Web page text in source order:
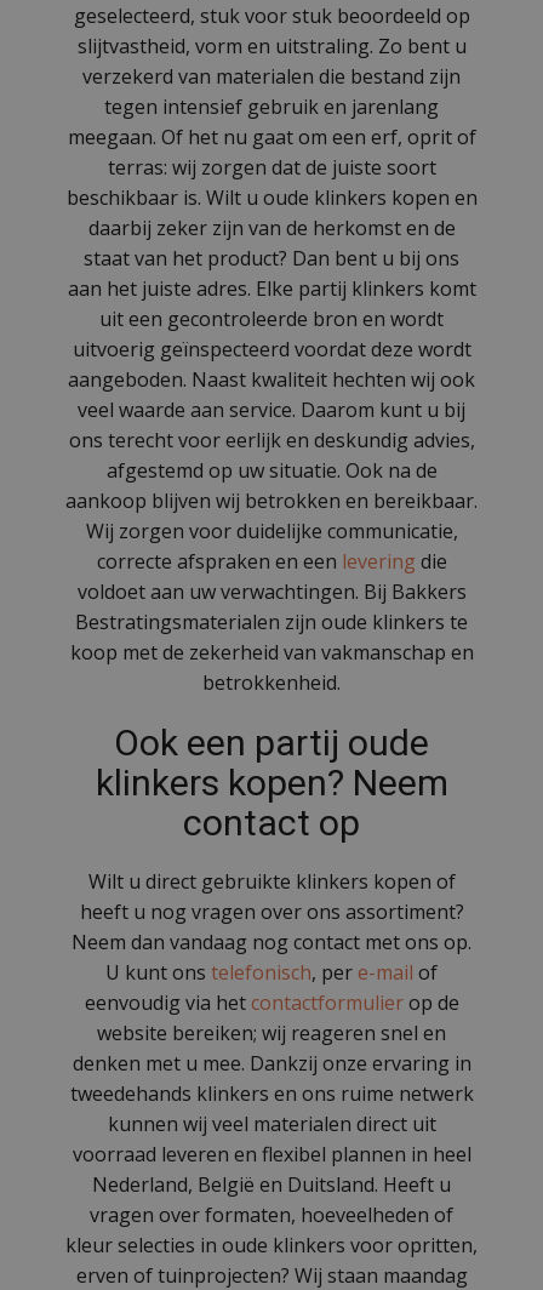
geselecteerd, stuk voor stuk beoordeeld op
slijtvastheid, vorm en uitstraling. Zo bent u
verzekerd van materialen die bestand zijn
tegen intensief gebruik en jarenlang
meegaan. Of het nu gaat om een erf, oprit of
terras: wij zorgen dat de juiste soort
beschikbaar is. Wilt u oude klinkers kopen en
daarbij zeker zijn van de herkomst en de
staat van het product? Dan bent u bij ons
aan het juiste adres. Elke partij klinkers komt
uit een gecontroleerde bron en wordt
uitvoerig geïnspecteerd voordat deze wordt
aangeboden. Naast kwaliteit hechten wij ook
veel waarde aan service. Daarom kunt u bij
ons terecht voor eerlijk en deskundig advies,
afgestemd op uw situatie. Ook na de
aankoop blijven wij betrokken en bereikbaar.
Wij zorgen voor duidelijke communicatie,
correcte afspraken en een levering die
voldoet aan uw verwachtingen. Bij Bakkers
Bestratingsmaterialen zijn oude klinkers te
koop met de zekerheid van vakmanschap en
betrokkenheid.
Ook een partij oude
klinkers kopen? Neem
contact op
Wilt u direct gebruikte klinkers kopen of
heeft u nog vragen over ons assortiment?
Neem dan vandaag nog contact met ons op.
U kunt ons telefonisch, per e-mail of
eenvoudig via het contactformulierop de
website bereiken; wij reageren snel en
denken met u mee. Dankzij onze ervaring in
tweedehands klinkers en ons ruime netwerk
kunnen wij veel materialen direct uit
voorraad leveren en flexibel plannen in heel
Nederland, België en Duitsland. Heeft u
vragen over formaten, hoeveelheden of
kleur selecties in oude klinkers voor opritten,
erven of tuinprojecten? Wij staan maandag